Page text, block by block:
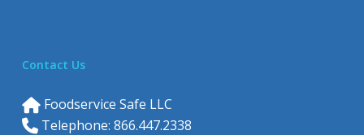
Contact Us
Foodservice Safe LLC
Telephone: 866.447.2338